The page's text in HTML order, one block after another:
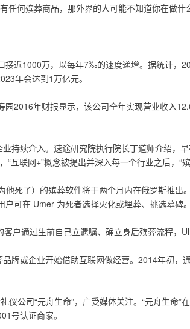
任何殡葬商品，那外界的人可能不知道你在做什
近1000万，以每年7‰的速度递增。据统计，
年会达到1万亿元。
2016年财报显示，该公司全年实现营业收入
持续介入。速途研究院执行院长丁道师介绍
互联网+”概念被提出并深入每一个行业之后，“
他死了）的殡葬软件将于两个月内在俄罗斯推
可在 Umer 为死者选择火化或埋葬、挑选墓碑
户通过生前自己立遗嘱、确立身后殡葬流程，
牌或企业开始借助互联网做经营。2014年初
仪公司“元舟生命”，广受媒体关注。“元舟生
号认证商家。